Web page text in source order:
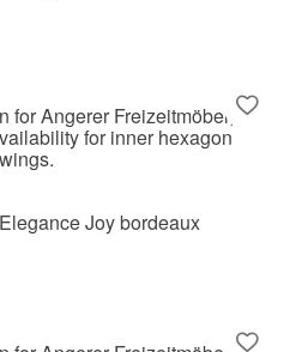
Joy bordeaux